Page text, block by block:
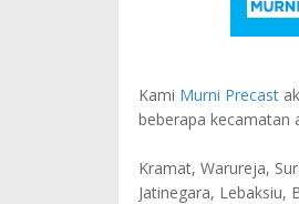
Kami Murni Precast
beberapa kecamatan
Kramat, Warureja,
Jatinegara, Lebaksiu,